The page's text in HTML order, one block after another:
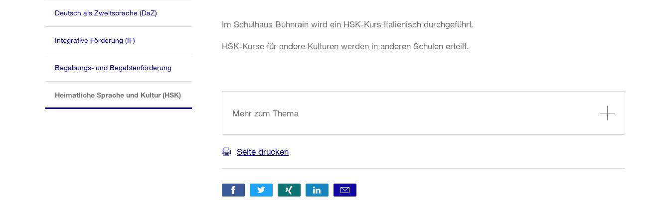
Im Schulhaus Buhnrain wird ein HSK-Kurs Italienisch durchgeführt.
HSK-Kurse für andere Kulturen werden in anderen Schulen erteilt.
Mehr zum Thema
Seite drucken
Deutsch als Zweitsprache (DaZ)
Integrative Förderung (IF)
Begabungs- und Begabtenförderung
Heimatliche Sprache und Kultur (HSK)(aktiv)